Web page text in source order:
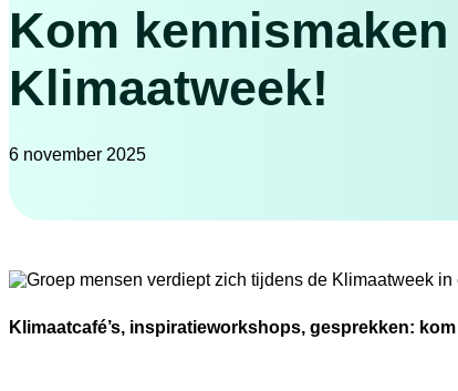
Kom
Klimaatweek!
6 november 2025
Klimaatcafé’s, inspiratieworkshops, gesprekken: